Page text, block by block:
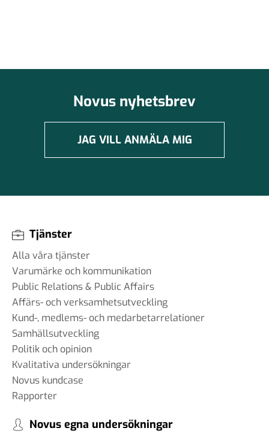
Novus nyhetsbrev
JAG VILL ANMÄLA MIG
Tjänster
Alla våra tjänster
Varumärke och kommunikation
Public Relations & Public Affairs
Affärs- och verksamhetsutveckling
Kund-, medlems- och medarbetarrelationer
Samhällsutveckling
Politik och opinion
Kvalitativa undersökningar
Novus kundcase
Rapporter
Novus egna undersökningar